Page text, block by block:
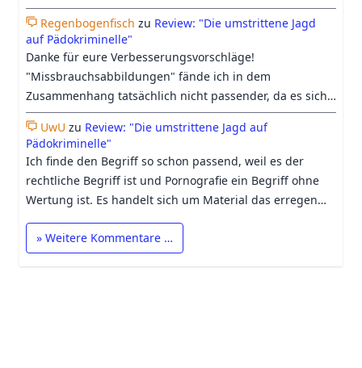
denke das immer mehr bei "Kinderpornografie"
mittlerweile auch an Fiktion glauben was wir insb. der KI
und den Berichterstattungen dazu zu verdanken haben.
Regenbogenfisch zu Review: "Die umstrittene Jagd
auf Pädokriminelle"
Danke für eure Verbesserungsvorschläge!
"Missbrauchsabbildungen" fände ich in dem
Zusammenhang tatsächlich nicht passender, da es sich
dabei nicht um ein Synonym für Kinderpornografie,
sondern nur um eine Unterkategorie dieser handelt. So
sind auch Posingbilder oder von Kindern selbst erstellte
Aufnahmen pornografisch, bilden jedoch keinen
Missbrauch ab. Dennoch lehnen wir auch solche
Aufnahmen ab. Bezüglich Uwus Anmerkung, glaube ich,
dass die meisten Menschen bei dem Wort
"Kinderpornografie" i. d. R. an Abbildungen realer
UwU zu Review: "Die umstrittene Jagd auf
Pädokriminelle"
Ich finde den Begriff so schon passend, weil es der
rechtliche Begriff ist und Pornografie ein Begriff ohne
Wertung ist. Es handelt sich um Material das erregen
soll. Mein Vorschlag wäre es vor dem Wort noch ein
"reale" hinzuzufügen.
» Weitere Kommentare …